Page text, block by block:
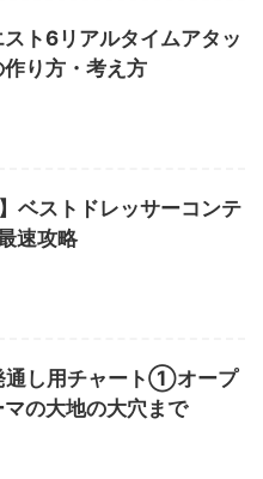
スト6リアルタイムアタッ
り方・考え方
ベストドレッサーコンテ
速攻略
通し用チャート①オープ
の大地の大穴まで